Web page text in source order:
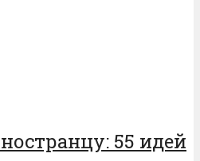
55 идей